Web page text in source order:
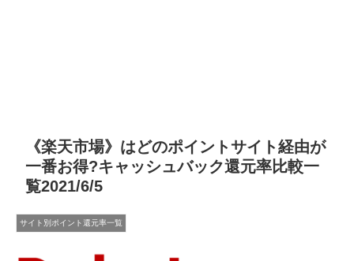
《楽天市場》はどのポイントサイト経由が
一番お得?キャッシュバック還元率比較一
覧2021/6/5
サイト別ポイント還元率一覧